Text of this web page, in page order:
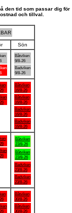
den tid som passar dig för
och tillval.
Sön
Båtviken
9/8-26
Badviken
9/8-26
Båtviken
16/8-26
Båtviken
16/8-26
Badviken
16/8-26
Badviken
16/8-26
Båtviken
23/8-26
Båtviken
23/8-26
Badviken
23/8-26
Badviken
23/8-26
Båtviken
30/8-26
Båtviken
30/8-26